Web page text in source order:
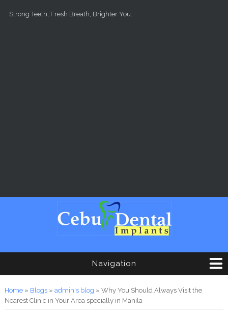
Strong Teeth, Fresh Breath, Brighter You.
Navigation
You are here
Home» Blogs» admin's blog » Why You Should Always Visit the
Nearest Clinic in Your Area specially in Manila